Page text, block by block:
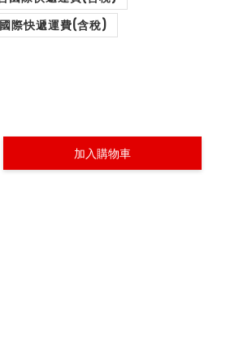
不含國際快遞運費(含稅)
加入購物車